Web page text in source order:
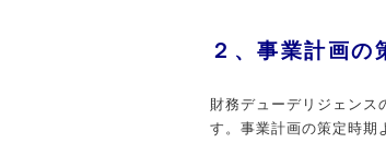
２、事業計画の
財務デューデリジェンス
す。事業計画の策定時期